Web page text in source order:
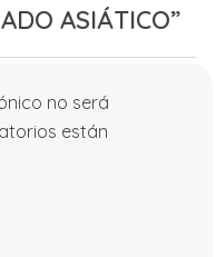
ASIÁTICO”
no será
están